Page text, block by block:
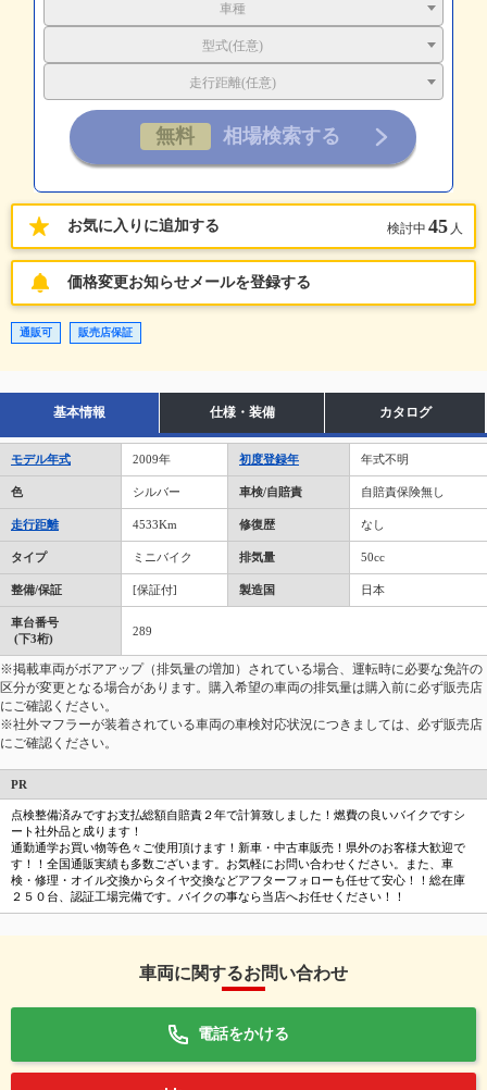
車種
型式(任意)
走行距離(任意)
お気に入りに追加する 検討中 45 人
価格変更お知らせメールを登録する
通販可 販売店保証
基本情報 仕様・装備 カタログ
モデル年式 2009年 初度登録年 年式不明
色 シルバー 車検/自賠責 自賠責保険無し
走行距離 4533Km 修復歴 なし
タイプ ミニバイク 排気量 50cc
整備/保証 [保証付] 製造国 日本
車台番号
(下3桁)
289
※掲載車両がボアアップ（排気量の増加）されている場合、運転時に必要な免許の
区分が変更となる場合があります。購入希望の車両の排気量は購入前に必ず販売店
にご確認ください。
※社外マフラーが装着されている車両の車検対応状況につきましては、必ず販売店
にご確認ください。
PR
点検整備済みですお支払総額自賠責２年で計算致しました！燃費の良いバイクですシ
ート社外品と成ります！
通勤通学お買い物等色々ご使用頂けます！新車・中古車販売！県外のお客様大歓迎で
す！！全国通販実績も多数ございます。お気軽にお問い合わせください。また、車
検・修理・オイル交換からタイヤ交換などアフターフォローも任せて安心！！総在庫
２５０台、認証工場完備です。バイクの事なら当店へお任せください！！
車両に関するお問い合わせ
電話をかける